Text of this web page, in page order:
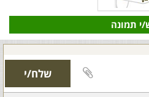
י תמונה